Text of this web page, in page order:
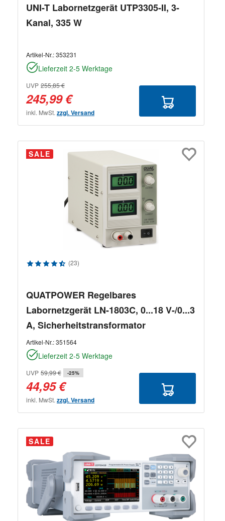
UNI-T Labornetzgerät UTP3305-II, 3-
Kanal, 335 W
Artikel-Nr.:353231
Lieferzeit 2-5 Werktage
UVP 255,85 €
245,99 €
inkl. MwSt. zzgl. Versand
SALE
Durchschnittliche Bewertung von 4.58 von 5 Sternen
(23)
QUATPOWER Regelbares
Labornetzgerät LN-1803C, 0...18 V-/0...3
A, Sicherheitstransformator
Artikel-Nr.:351564
Lieferzeit 2-5 Werktage
UVP 59,99 € -25%
44,95 €
inkl. MwSt. zzgl. Versand
SALE